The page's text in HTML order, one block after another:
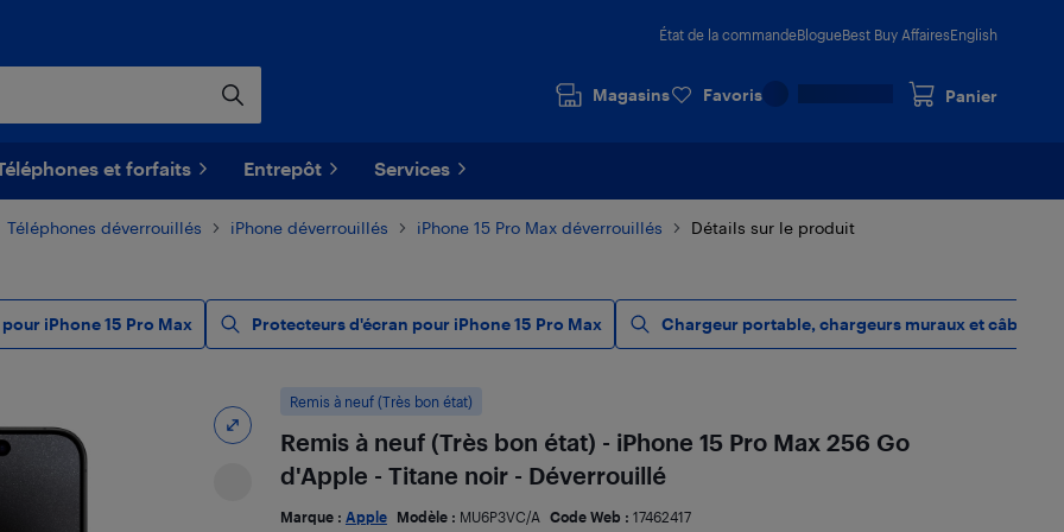
État de la commandeBlogueBest Buy AffairesEnglish
Magasins Favoris Panier
et forfaits Entrepôt Services
Téléphones déverrouillés iPhone déverrouillés iPhone 15 Pro Max déverrouillés Détails sur le produit
pour iPhone 15 Pro Max Protecteurs d'écran pour iPhone 15 Pro Max Chargeur portable, chargeurs muraux et câbles
Remis à neuf (Très bon état)
Remis à neuf (Très bon état) - iPhone 15 Pro Max 256 Go
d'Apple - Titane noir - Déverrouillé
Marque : Apple Modèle : MU6P3VC/A Code Web : 17462417